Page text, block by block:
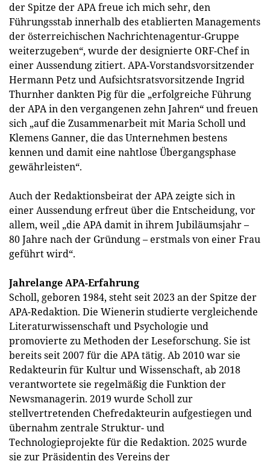
der Spitze der APA freue ich mich sehr, den
Führungsstab innerhalb des etablierten Managements
der österreichischen Nachrichtenagentur-Gruppe
weiterzugeben“, wurde der designierte ORF-Chef in
einer Aussendung zitiert. APA-Vorstandsvorsitzender
Hermann Petz und Aufsichtsratsvorsitzende Ingrid
Thurnher dankten Pig für die „erfolgreiche Führung
der APA in den vergangenen zehn Jahren“ und freuen
sich „auf die Zusammenarbeit mit Maria Scholl und
Klemens Ganner, die das Unternehmen bestens
kennen und damit eine nahtlose Übergangsphase
gewährleisten“.
Auch der Redaktionsbeirat der APA zeigte sich in
einer Aussendung erfreut über die Entscheidung, vor
allem, weil „die APA damit in ihrem Jubiläumsjahr –
80 Jahre nach der Gründung – erstmals von einer Frau
geführt wird“.
Jahrelange APA-Erfahrung
Scholl, geboren 1984, steht seit 2023 an der Spitze der
APA-Redaktion. Die Wienerin studierte vergleichende
Literaturwissenschaft und Psychologie und
promovierte zu Methoden der Leseforschung. Sie ist
bereits seit 2007 für die APA tätig. Ab 2010 war sie
Redakteurin für Kultur und Wissenschaft, ab 2018
verantwortete sie regelmäßig die Funktion der
Newsmanagerin. 2019 wurde Scholl zur
stellvertretenden Chefredakteurin aufgestiegen und
übernahm zentrale Struktur- und
Technologieprojekte für die Redaktion. 2025 wurde
sie zur Präsidentin des Vereins der